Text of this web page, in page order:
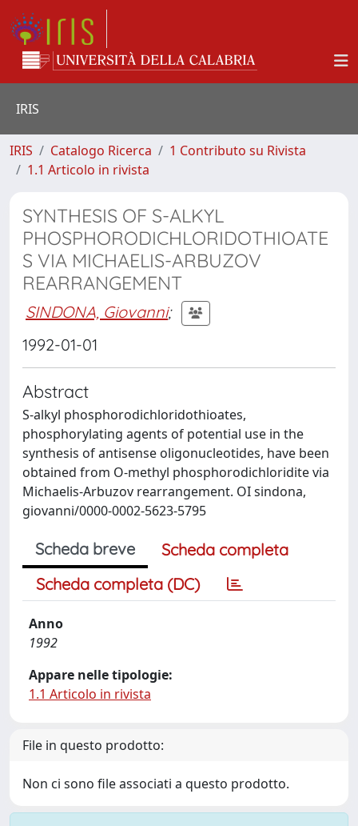
IRIS
IRIS Catalogo Ricerca
1 Contributo su Rivista
1.1 Articolo in rivista
SYNTHESIS OF S-ALKYL
PHOSPHORODICHLORIDOTHIOATE
S VIA MICHAELIS-ARBUZOV
REARRANGEMENT
SINDONA, Giovanni;
1992-01-01
Abstract
S-alkyl phosphorodichloridothioates,
phosphorylating agents of potential use in the
synthesis of antisense oligonucleotides, have been
obtained from O-methyl phosphorodichloridite via
Michaelis-Arbuzov rearrangement. OI sindona,
giovanni/0000-0002-5623-5795
Scheda breve
Scheda completa
Scheda completa (DC)
Anno
1992
Appare nelle tipologie:
1.1 Articolo in rivista
File in questo prodotto:
Non ci sono file associati a questo prodotto.